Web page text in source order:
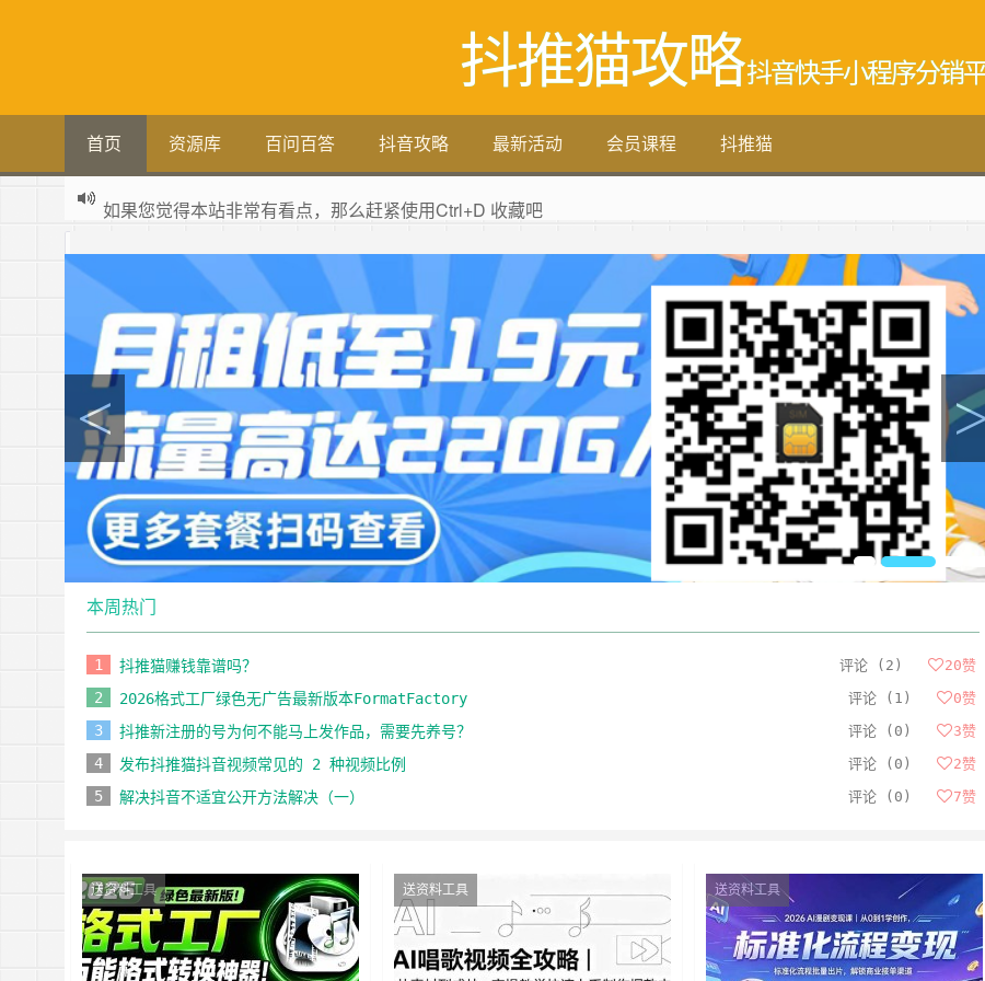
抖推猫攻略抖音快手小程序分销
首页 资源库 百问百答 抖音攻略 最新活动 会员课程 抖推猫
如果您觉得本站非常有看点，那么赶紧使用Ctrl+D 收藏吧
欢迎访问，欢迎加入 抖推猫官网
新版抖推猫官方合伙人专用邀请码：VLKKPA
本周热门
评论 (2) 20赞
1 抖推猫赚钱靠谱吗？
评论 (1) 0赞
2 2026格式工厂绿色无广告最新版本FormatFactory
评论 (0) 3赞
3 抖推新注册的号为何不能马上发作品，需要先养号？
评论 (0) 2赞
4 发布抖推猫抖音视频常见的 2 种视频比例
评论 (0) 7赞
5 解决抖音不适宜公开方法解决（一）
送资料工具 送资料工具 送资料工具